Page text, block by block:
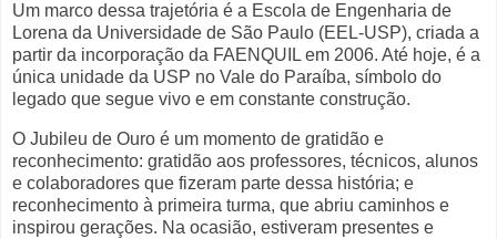
Um marco dessa trajetória é a Escola de Engenharia de
Lorena da Universidade de São Paulo (EEL-USP), criada a
partir da incorporação da FAENQUIL em 2006. Até hoje, é a
única unidade da USP no Vale do Paraíba, símbolo do
legado que segue vivo e em constante construção.
O Jubileu de Ouro é um momento de gratidão e
reconhecimento: gratidão aos professores, técnicos, alunos
e colaboradores que fizeram parte dessa história; e
reconhecimento à primeira turma, que abriu caminhos e
inspirou gerações. Na ocasião, estiveram presentes e